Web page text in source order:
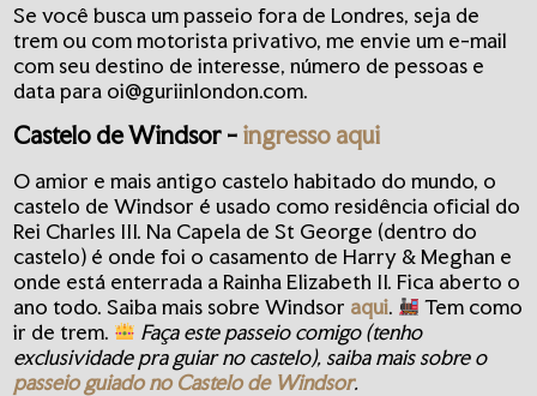
Se você busca um passeio fora de Londres, seja de
trem ou com motorista privativo, me envie um e-mail
com seu destino de interesse, número de pessoas e
data para oi@guriinlondon.com.
Castelo de Windsor - ingresso aqui
O amior e mais antigo castelo habitado do mundo, o
castelo de Windsor é usado como residência oficial do
Rei Charles III. Na Capela de St George (dentro do
castelo) é onde foi o casamento de Harry & Meghan e
onde está enterrada a Rainha Elizabeth II. Fica aberto o
ano todo. Saiba mais sobre Windsor aqui.
Tem como
ir de trem.
Faça este passeio comigo (tenho
exclusividade pra guiar no castelo), saiba mais sobre o
passeio guiado no Castelo de Windsor.